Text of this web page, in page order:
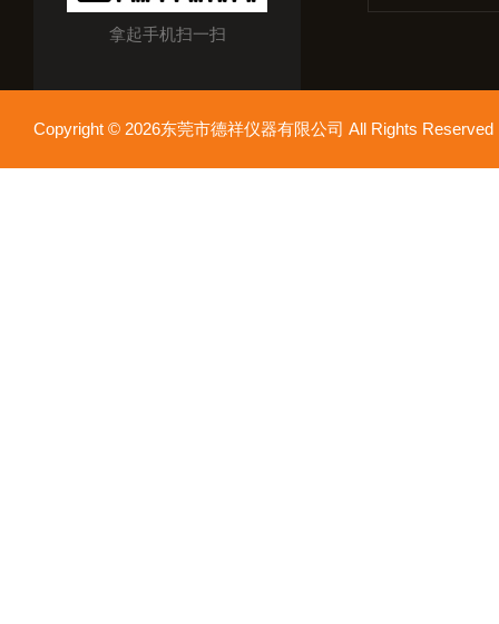
拿起手机扫一扫
Copyright © 2026东莞市德祥仪器有限公司 All Rights